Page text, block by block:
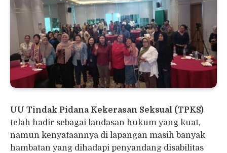
UU Tindak Pidana Kekerasan Seksual (TPKS)
telah hadir sebagai landasan hukum yang kuat,
namun kenyataannya di lapangan masih banyak
hambatan yang dihadapi penyandang disabilitas